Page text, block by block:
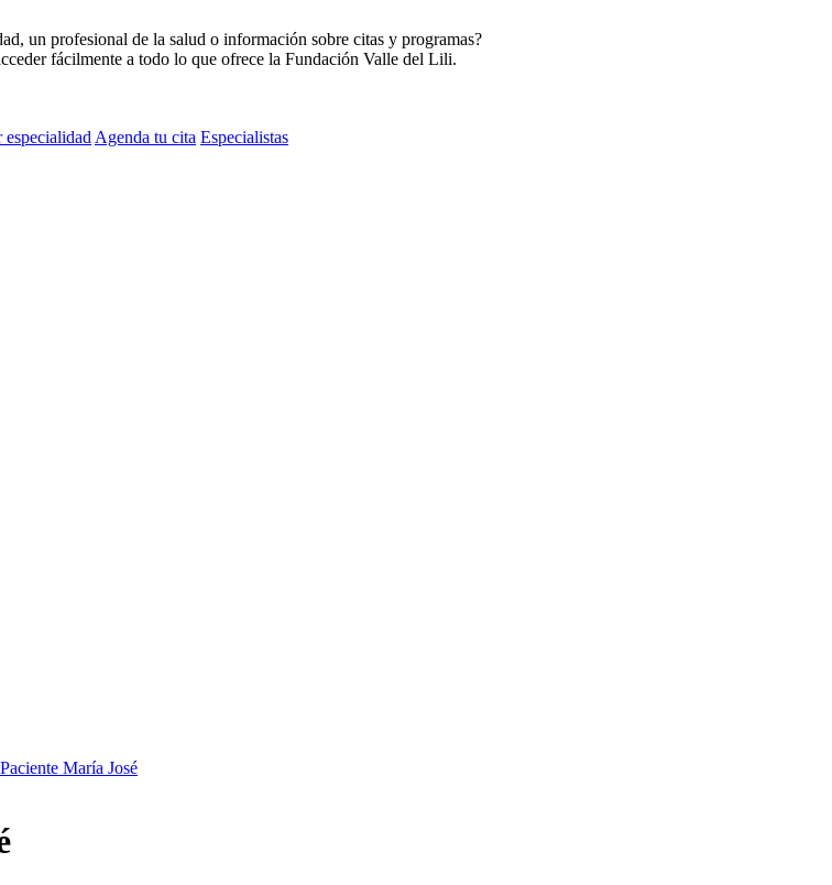
un profesional de la salud o información sobre citas y programas?
fácilmente a todo lo que ofrece la Fundación Valle del Lili.
especialidad Agenda tu cita Especialistas
María José